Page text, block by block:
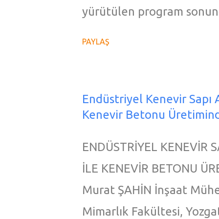
potansiyel bir terapötik
ve Tartışma :
seviyelerinde meydana
Alzheimer, Huntington
yürütülen program
Ayan, Doç. Dr. Funda
devamını dileriz. Yayın
PAYLAŞ
Endüstriyel Kenevir Sapı
Kenevir Betonu
ENDÜSTRİYEL KENEVİR
İLE KENEVİR BETONU
Murat ŞAHİN İnşaat
Mimarlık Fakültesi,